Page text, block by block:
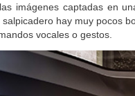
imágenes captadas en
hay muy pocos
vocales o gestos.